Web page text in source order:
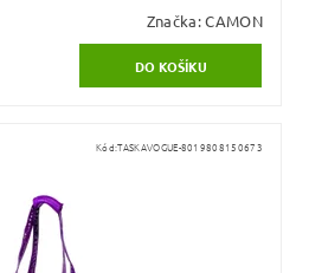
Značka:CAMON
Kód:TASKAVOGUE-8019808150673